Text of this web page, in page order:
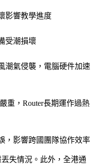
影響教學進度
受潮損壞
潮氣侵襲，電腦硬件加速
重，Router長期運作過熱
，影響跨國團隊協作效率
失情況。此外，全港通